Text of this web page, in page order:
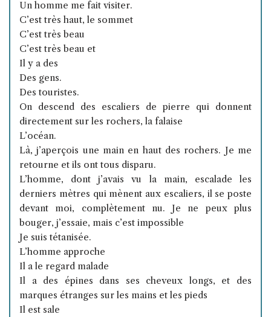
Un homme me fait visiter.
C’est très haut, le sommet
C’est très beau
C’est très beau et
Il y a des
Des gens.
Des touristes.
On descend des escaliers de pierre qui donnent
directement sur les rochers, la falaise
L’océan.
Là, j’aperçois une main en haut des rochers. Je me
retourne et ils ont tous disparu.
L’homme, dont j’avais vu la main, escalade les
derniers mètres qui mènent aux escaliers, il se poste
devant moi, complètement nu. Je ne peux plus
bouger, j’essaie, mais c’est impossible
Je suis tétanisée.
L’homme approche
Il a le regard malade
Il a des épines dans ses cheveux longs, et des
marques étranges sur les mains et les pieds
Il est sale